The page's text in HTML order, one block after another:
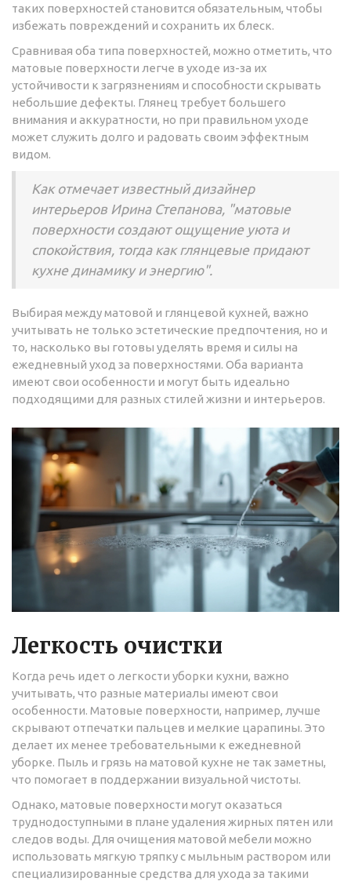
таких поверхностей становится обязательным, чтобы
избежать повреждений и сохранить их блеск.
Сравнивая оба типа поверхностей, можно отметить, что
матовые поверхности легче в уходе из-за их
устойчивости к загрязнениям и способности скрывать
небольшие дефекты. Глянец требует большего
внимания и аккуратности, но при правильном уходе
может служить долго и радовать своим эффектным
видом.
Как отмечает известный дизайнер
интерьеров Ирина Степанова, "матовые
поверхности создают ощущение уюта и
спокойствия, тогда как глянцевые придают
кухне динамику и энергию".
Выбирая между матовой и глянцевой кухней, важно
учитывать не только эстетические предпочтения, но и
то, насколько вы готовы уделять время и силы на
ежедневный уход за поверхностями. Оба варианта
имеют свои особенности и могут быть идеально
подходящими для разных стилей жизни и интерьеров.
Легкость очистки
Когда речь идет о легкости уборки кухни, важно
учитывать, что разные материалы имеют свои
особенности. Матовые поверхности, например, лучше
скрывают отпечатки пальцев и мелкие царапины. Это
делает их менее требовательными к ежедневной
уборке. Пыль и грязь на матовой кухне не так заметны,
что помогает в поддержании визуальной чистоты.
Однако, матовые поверхности могут оказаться
труднодоступными в плане удаления жирных пятен или
следов воды. Для очищения матовой мебели можно
использовать мягкую тряпку с мыльным раствором или
специализированные средства для ухода за такими